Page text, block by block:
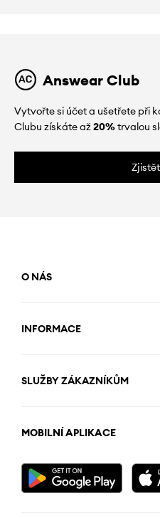
Answear Club
Vytvořte si účet a ušetřete při
Clubu získáte až20%trvalou
O NÁS
INFORMACE
SLUŽBY ZÁKAZNÍKŮM
MOBILNÍ APLIKACE